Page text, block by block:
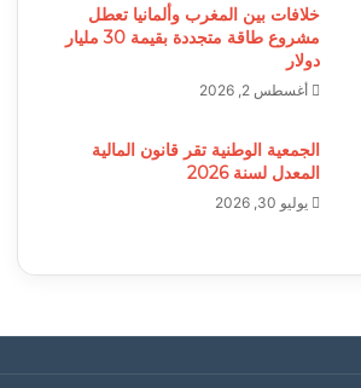
خلافات بين المغرب وألمانيا تعطل
مشروع طاقة متجددة بقيمة 30 مليار
دولار
أغسطس 2, 2026
الجمعية الوطنية تقر قانون المالية
المعدل لسنة 2026
يوليو 30, 2026